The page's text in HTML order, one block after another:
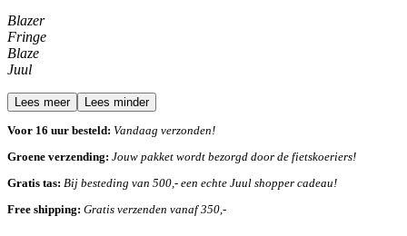
Blazer
Fringe
Blaze
Juul
Lees meer Lees minder
Voor 16 uur besteld: Vandaag verzonden!
Groene verzending: Jouw pakket wordt bezorgd door de fietskoeriers!
Gratis tas: Bij besteding van 500,- een echte Juul shopper cadeau!
Free shipping: Gratis verzenden vanaf 350,-